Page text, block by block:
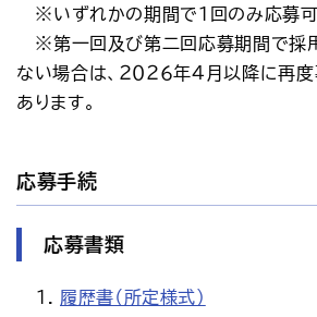
※いずれかの期間で１回のみ応募可
※第一回及び第二回応募期間で採
ない場合は、２０２６年４月以降に再
あります。
応募手続
応募書類
履歴書（所定様式）